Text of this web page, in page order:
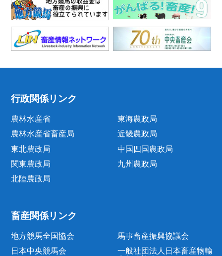
行政関係リンク
農林水産省
農林水産省畜産局
東北農政局
関東農政局
北陸農政局
東海農政局
近畿農政局
中国四国農政局
九州農政局
畜産関係リンク
地方競馬全国協会
日本中央競馬会
馬事畜産振興協議会
一般社団法人日本畜産物輸